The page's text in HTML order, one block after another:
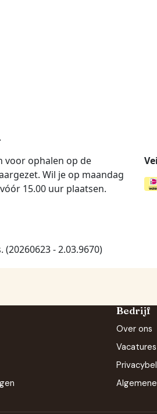
Bedrijf
Over ons
Vacatures